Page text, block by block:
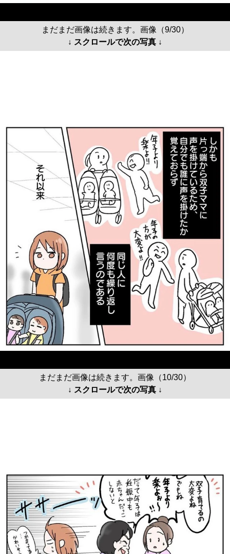
まだまだ画像は続きます。画像（9/30）
↓ スクロールで次の写真 ↓
まだまだ画像は続きます。画像（10/30）
↓ スクロールで次の写真 ↓